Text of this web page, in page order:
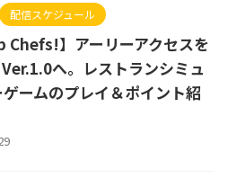
配信スケジュール
Chefs!】アーリーアクセスを
へ。レストランシミュ
ゲームのプレイ＆ポイント紹